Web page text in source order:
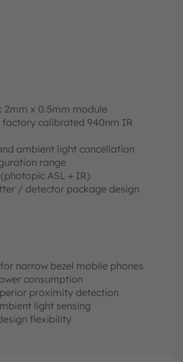
2mm x 0.5mm module
calibrated 940nm IR
ambient light cancellation
range
ASL + IR)
/ detector package design
narrow bezel mobile phones
consumption
proximity detection
light sensing
flexibility